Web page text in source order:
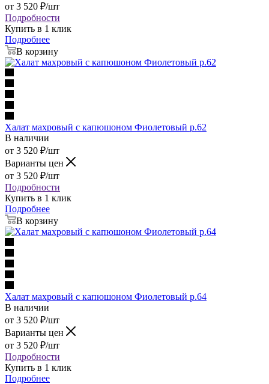
от 3 520 ₽/шт
Подробности
Купить в 1 клик
Подробнее
В корзину
Халат махровый с капюшоном Фиолетовый р.62
В наличии
от 3 520 ₽/шт
Варианты цен
от 3 520 ₽/шт
Подробности
Купить в 1 клик
Подробнее
В корзину
Халат махровый с капюшоном Фиолетовый р.64
В наличии
от 3 520 ₽/шт
Варианты цен
от 3 520 ₽/шт
Подробности
Купить в 1 клик
Подробнее